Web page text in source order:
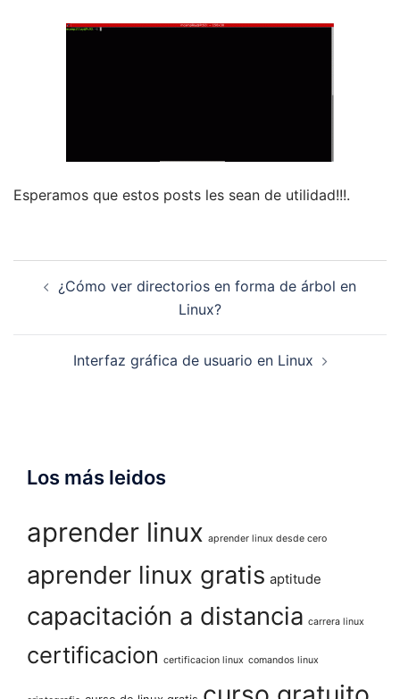
Esperamos que estos posts les sean de utilidad!!!.
¿Cómo ver directorios en forma de árbol en
Linux?
Interfaz gráfica de usuario en Linux
Los más leidos
aprender linux aprender linux desde cero
aprender linux gratis aptitude
capacitación a distancia carrera linux
certificacion certificacion linux comandos linux